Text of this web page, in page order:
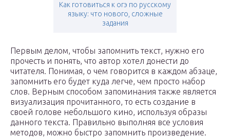
Как готовиться к огэ по русскому
языку: что нового, сложные
задания
Первым делом, чтобы запомнить текст, нужно его
прочесть и понять, что автор хотел донести до
читателя. Понимая, о чем говорится в каждом абзаце,
запомнить его будет куда легче, чем просто набор
слов. Верным способом запоминания также является
визуализация прочитанного, то есть создание в
своей голове небольшого кино, используя образы
данного текста. Правильно выполняя все условия
методов, можно быстро запомнить произведение.